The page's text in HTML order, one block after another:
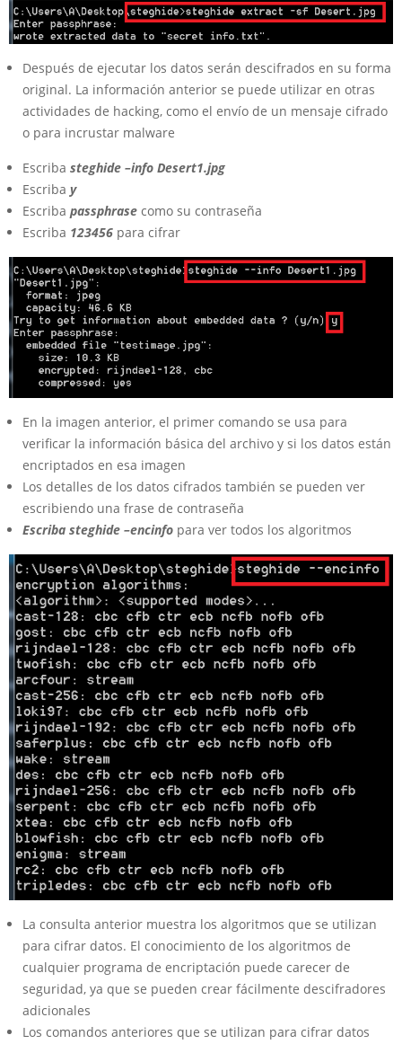
Después de ejecutar los datos serán descifrados en su forma
original. La información anterior se puede utilizar en otras
actividades de hacking, como el envío de un mensaje cifrado
o para incrustar malware
Escriba steghide –info Desert1.jpg
Escriba y
Escriba passphrase como su contraseña
Escriba 123456 para cifrar
En la imagen anterior, el primer comando se usa para
verificar la información básica del archivo y si los datos están
encriptados en esa imagen
Los detalles de los datos cifrados también se pueden ver
escribiendo una frase de contraseña
Escriba steghide –encinfo para ver todos los algoritmos
La consulta anterior muestra los algoritmos que se utilizan
para cifrar datos. El conocimiento de los algoritmos de
cualquier programa de encriptación puede carecer de
seguridad, ya que se pueden crear fácilmente descifradores
adicionales
Los comandos anteriores que se utilizan para cifrar datos